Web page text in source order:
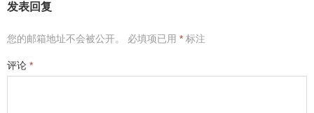
发表回复
您的邮箱地址不会被公开。 必填项已用 * 标注
评论 *